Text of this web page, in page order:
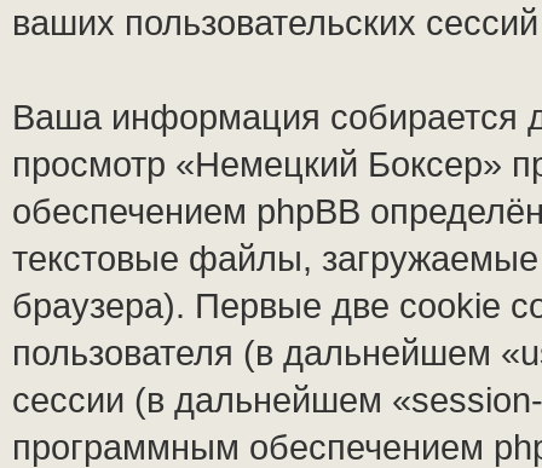
ваших пользовательских
Ваша информация собирается
просмотр «Немецкий Боксер»
обеспечением phpBB
текстовые файлы,
браузера). Первые две cookie
пользователя (в дальнейшем
сессии (в дальнейшем
программным обеспечением